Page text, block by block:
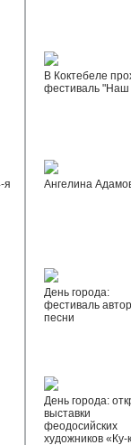
я
В Коктебеле
фестиваль "Наш
Ангелина
День города:
фестиваль
песни
День города:
выставки
феодосийских
художников «Ку-